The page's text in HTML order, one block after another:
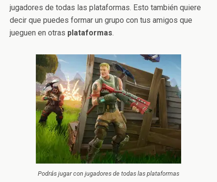
jugadores de todas las plataformas. Esto también quiere
decir que puedes formar un grupo con tus amigos que
jueguen en otras plataformas.
Podrás jugar con jugadores de todas las plataformas